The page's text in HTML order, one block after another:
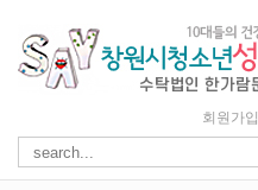
회원가입